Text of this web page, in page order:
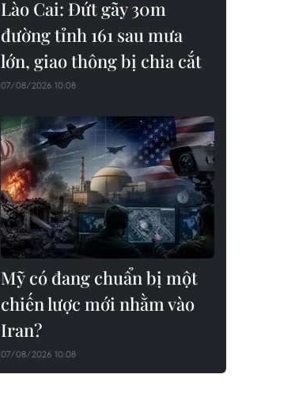
Lào Cai: Đứt gãy 30m
đường tỉnh 161 sau mưa
lớn, giao thông bị chia cắt
07/08/2026 10:08
Mỹ có đang chuẩn bị một
chiến lược mới nhằm vào
Iran?
07/08/2026 10:08